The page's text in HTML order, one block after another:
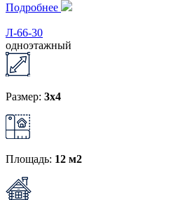
Подробнее
Л-66-30
одноэтажный
Размер: 3x4
Площадь: 12 м2